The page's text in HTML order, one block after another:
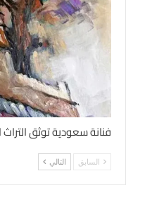
فنانة سعودية توثق
السابق التالي